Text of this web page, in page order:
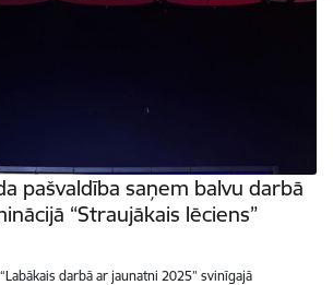
pašvaldība saņem balvu darbā
“Straujākais lēciens”
darbā ar jaunatni 2025” svinīgajā